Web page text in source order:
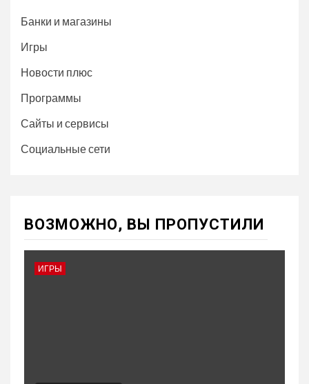
Банки и магазины
Игры
Новости плюс
Программы
Сайты и сервисы
Социальные сети
ВОЗМОЖНО, ВЫ ПРОПУСТИЛИ
ИГРЫ